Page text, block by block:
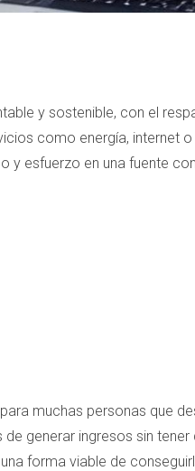
y sostenible, con el
como energía, internet
esfuerzo en una fuente
muchas personas que
generar ingresos sin
forma viable de